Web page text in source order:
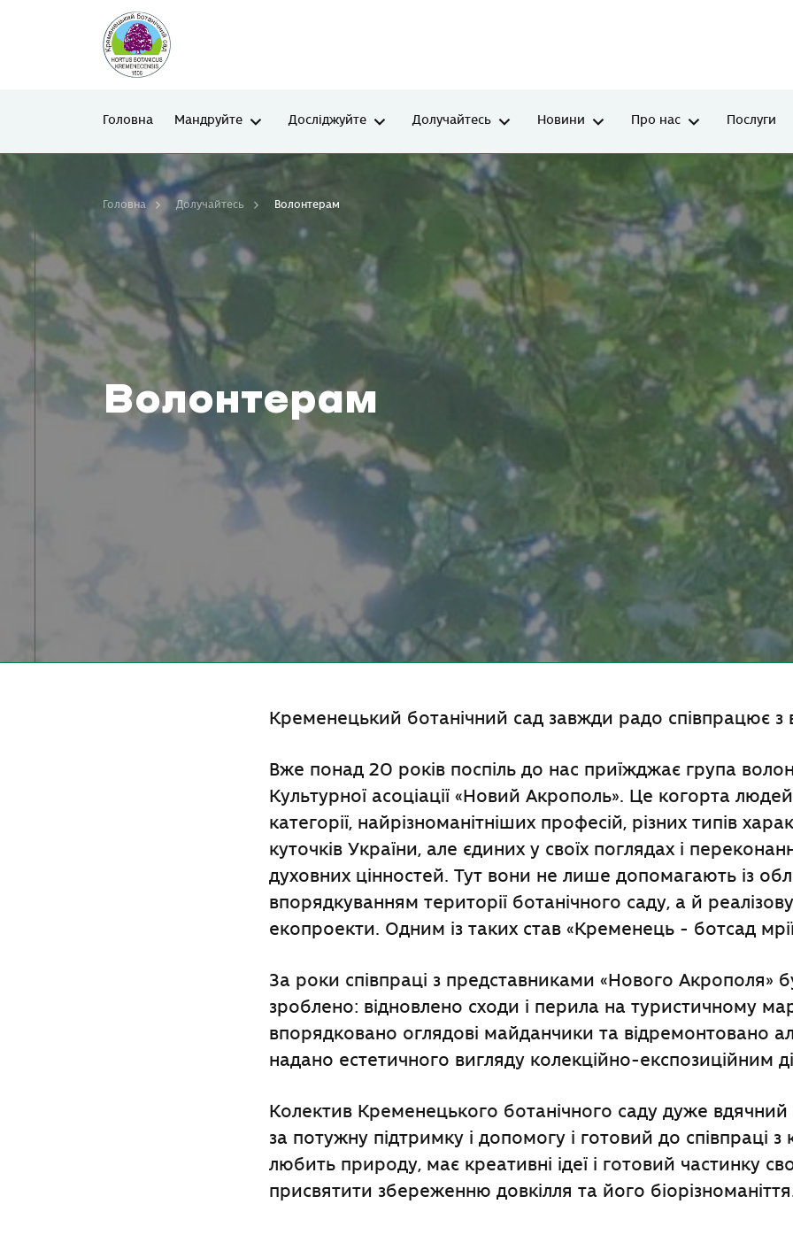
Головна Мандруйте Досліджуйте Долучайтесь Новини Про нас Послуги
Волонтерам
Головна Долучайтесь Волонтерам
Кременецький ботанічний сад завжди радо співпрацює з
Вже понад 20 років поспіль до нас приїжджає група
Культурної асоціації «Новий Акрополь». Це когорта людей
категорії, найрізноманітніших професій, різних типів
куточків України, але єдиних у своїх поглядах і
духовних цінностей. Тут вони не лише допомагають із
впорядкуванням території ботанічного саду, а й
екопроекти. Одним із таких став «Кременець - ботсад
За роки співпраці з представниками «Нового Акрополя»
зроблено: відновлено сходи і перила на туристичному
впорядковано оглядові майданчики та відремонтовано
надано естетичного вигляду колекційно-експозиційним
Колектив Кременецького ботанічного саду дуже
за потужну підтримку і допомогу і готовий до співпраці
любить природу, має креативні ідеї і готовий частинку
присвятити збереженню довкілля та його